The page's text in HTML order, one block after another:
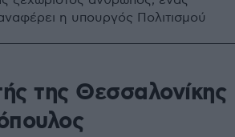
η υπουργός Πολιτισμού
της Θεσσαλονίκης